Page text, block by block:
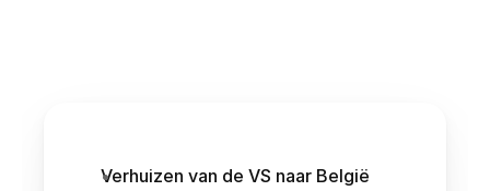
Verhuizen van de VS naar België